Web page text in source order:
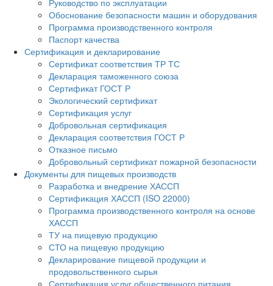
Руководство по эксплуатации
Обоснование безопасности машин и оборудования
Программа производственного контроля
Паспорт качества
Сертификация и декларирование
Сертификат соответствия ТР ТС
Декларация таможенного союза
Сертификат ГОСТ Р
Экологический сертификат
Сертификация услуг
Добровольная сертификация
Декларация соответствия ГОСТ Р
Отказное письмо
Добровольный сертификат пожарной безопасности
Документы для пищевых производств
Разработка и внедрение ХАССП
Сертификация ХАССП (ISO 22000)
Программа производственного контроля на основе
ХАССП
ТУ на пищевую продукцию
СТО на пищевую продукцию
Декларирование пищевой продукции и
продовольственного сырья
Сертификация услуг общественного питания